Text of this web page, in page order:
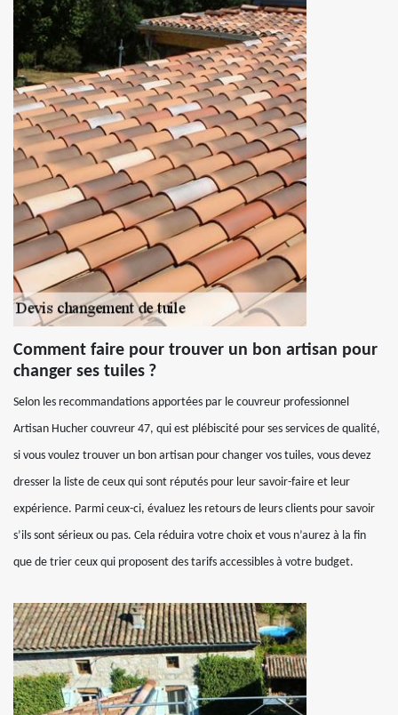
Comment faire pour trouver un bon artisan pour
changer ses tuiles ?
Selon les recommandations apportées par le couvreur professionnel
Artisan Hucher couvreur 47, qui est plébiscité pour ses services de qualité,
si vous voulez trouver un bon artisan pour changer vos tuiles, vous devez
dresser la liste de ceux qui sont réputés pour leur savoir-faire et leur
expérience. Parmi ceux-ci, évaluez les retours de leurs clients pour savoir
s’ils sont sérieux ou pas. Cela réduira votre choix et vous n’aurez à la fin
que de trier ceux qui proposent des tarifs accessibles à votre budget.